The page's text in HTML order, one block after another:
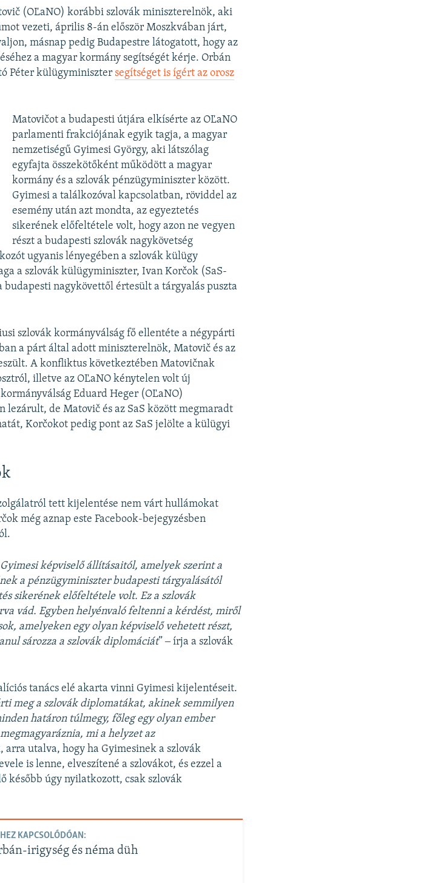
(OĽaNO) korábbi szlovák miniszterelnök, aki
vezeti, április 8-án először Moszkvában járt,
másnap pedig Budapestre látogatott, hogy az
a magyar kormány segítségét kérje. Orbán
Péter külügyminiszter segítséget is ígért az orosz
Matovičot a budapesti útjára elkísérte az OĽaNO
parlamenti frakciójának egyik tagja, a magyar
nemzetiségű Gyimesi György, aki látszólag
egyfajta összekötőként működött a magyar
kormány és a szlovák pénzügyminiszter között.
Gyimesi a találkozóval kapcsolatban, röviddel az
esemény után azt mondta, az egyeztetés
sikerének előfeltétele volt, hogy azon ne vegyen
részt a budapesti szlovák nagykövetség
ugyanis lényegében a szlovák külügy
a szlovák külügyminiszter, Ivan Korčok (SaS-
nagykövettől értesült a tárgyalás puszta
szlovák kormányválság fő ellentéte a négypárti
a párt által adott miniszterelnök, Matovič és az
A konfliktus következtében Matovičnak
illetve az OĽaNO kénytelen volt új
Eduard Heger (OĽaNO)
de Matovič és az SaS között megmaradt
Korčokot pedig pont az SaS jelölte a külügyi
tett kijelentése nem várt hullámokat
még aznap este Facebook-bejegyzésben
képviselő állításaitól, amelyek szerint a
a pénzügyminiszter budapesti tárgyalásától
sikerének előfeltétele volt. Ez a szlovák
vád. Egyben helyénvaló feltenni a kérdést, miről
amelyeken egy olyan képviselő vehetett részt,
sározza a szlovák diplomáciát” ‒ írja a szlovák
tanács elé akarta vinni Gyimesi kijelentéseit.
meg a szlovák diplomatákat, akinek semmilyen
határon túlmegy, főleg egy olyan ember
mi a helyzet az
utalva, hogy ha Gyimesinek a szlovák
is lenne, elveszítené a szlovákot, és ezzel a
később úgy nyilatkozott, csak szlovák
KAPCSOLÓDÓAN:
irigység és néma düh